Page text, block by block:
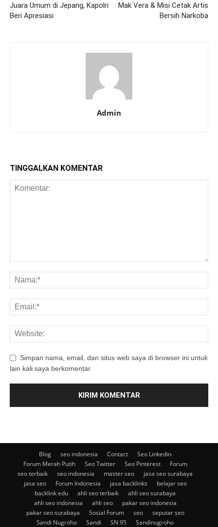
Juara Umum di Jepang, Kapolri
Beri Apresiasi
Mak Vera & Misi Cetak Artis
Bersih Narkoba
Admin
TINGGALKAN KOMENTAR
Simpan nama, email, dan situs web saya di browser ini untuk
lain kali saya berkomentar.
Blog seo indonesia Contact
Seo Linkedin
Forum Merah Putih
Seo Twitter Seo Pinterest
Forum
seo terbaik
seo indonesia master seo
jasa seo surabaya
jasa seo
Forum Indonesia jasa backlinks
belajar seo
backlink edu
ahli seo terbaik
ahli seo surabaya
ahli seo indonesia
ahli seo
pakar seo indonesia
pakar seo surabaya
Sosial Forum seo
seputar seo
Sandi Nugroho
Sandi SN 95
Sandinugroho